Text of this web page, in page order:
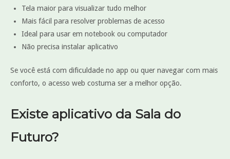
Tela maior para visualizar tudo melhor
Mais fácil para resolver problemas de acesso
Ideal para usar em notebook ou computador
Não precisa instalar aplicativo
Se você está com dificuldade no app ou quer navegar com mais
conforto, o acesso web costuma ser a melhor opção.
Existe aplicativo da Sala do
Futuro?